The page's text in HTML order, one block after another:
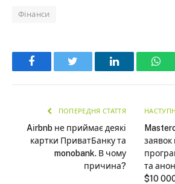
Фінанси
Facebook LinkedIn
ПОПЕРЕДНЯ СТАТТЯ
Aіrbnb не приймає деякі
картки ПриватБанку та
monobank. В чому
причина?
заявок
та
$10